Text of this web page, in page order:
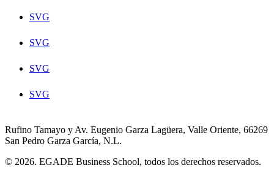
SVG
SVG
SVG
SVG
Rufino Tamayo y Av. Eugenio Garza Lagüera, Valle Oriente, 66269
San Pedro Garza García, N.L.
© 2026. EGADE Business School, todos los derechos reservados.